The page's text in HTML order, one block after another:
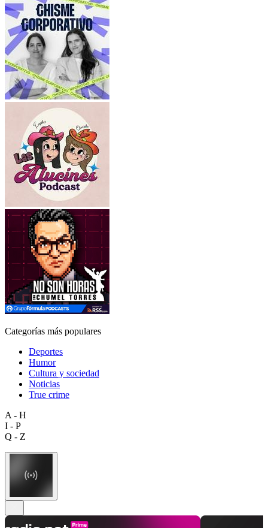
Categorías más populares
Deportes
Humor
Cultura y sociedad
Noticias
True crime
A - H
I - P
Q - Z